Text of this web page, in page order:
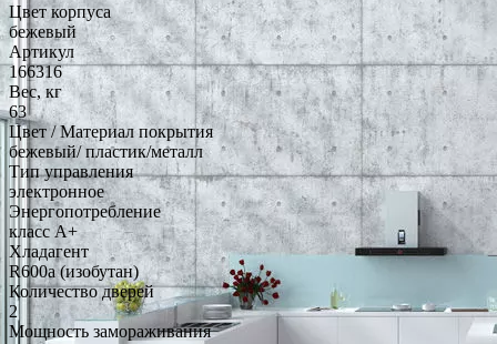
Цвет корпуса
бежевый
Артикул
166316
Вес, кг
63
Цвет / Материал покрытия
бежевый/ пластик/металл
Тип управления
электронное
Энергопотребление
класс A+
Хладагент
R600a (изобутан)
Количество дверей
2
Мощность замораживания